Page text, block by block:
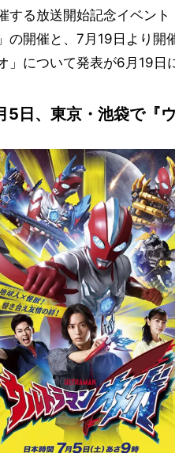
する放送開始記念イベン
の開催と、7月19日より開
」について発表が6月19日
5日、東京・池袋で『